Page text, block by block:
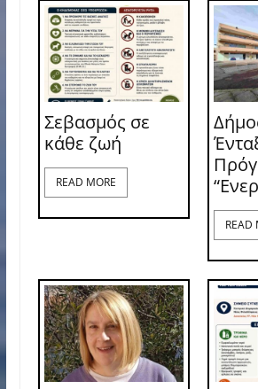
Σεβασμός σε
κάθε ζωή
READ MORE
READ